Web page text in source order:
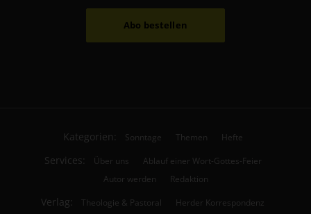
Abo bestellen
Kategorien: Sonntage Themen Hefte
Services: Über uns
Ablauf einer Wort-Gottes-Feier
Autor werden
Redaktion
Verlag: Theologie & Pastoral
Herder Korrespondenz